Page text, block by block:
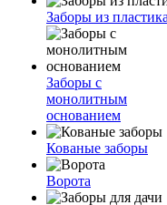
Заборы из пластика
Заборы с
монолитным
основанием
Кованые заборы
Ворота